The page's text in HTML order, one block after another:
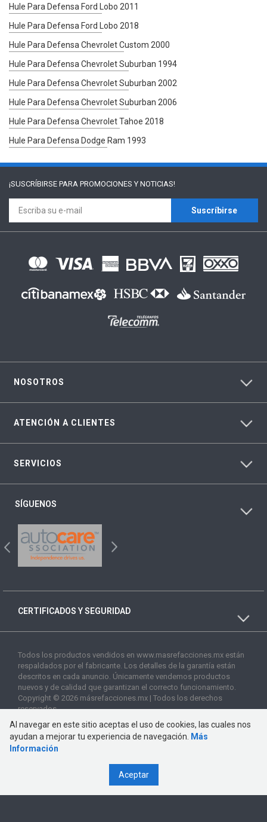
Hule Para Defensa Ford Lobo 2011
Hule Para Defensa Ford Lobo 2018
Hule Para Defensa Chevrolet Custom 2000
Hule Para Defensa Chevrolet Suburban 1994
Hule Para Defensa Chevrolet Suburban 2002
Hule Para Defensa Chevrolet Suburban 2006
Hule Para Defensa Chevrolet Tahoe 2018
Hule Para Defensa Dodge Ram 1993
¡SUSCRÍBIRSE PARA PROMOCIONES Y NOTICIAS!
Suscríbirse
NOSOTROS
ATENCIÓN A CLIENTES
SERVICIOS
SÍGUENOS
CERTIFICADOS Y SEGURIDAD
Todos los productos vendidos en www.masrefacciones.mx están
respaldados por el fabricante. Los detalles de la garantía están
descritos en cada anuncio. Únicamente vendemos productos
nuevos y de calidad que garantizan el correcto funcionamiento.
Copyright © 2026 másrefacciones.mx | Todos los derechos
reservados
Al navegar en este sitio aceptas el uso de cookies, las cuales nos
ayudan a mejorar tu experiencia de navegación.
Más
Información
Aceptar